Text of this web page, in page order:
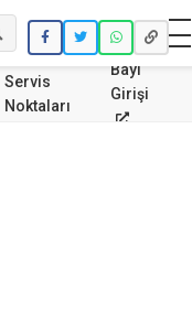
Servis
Noktaları
Bayi
Girişi